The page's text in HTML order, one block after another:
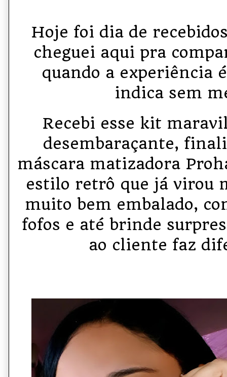
Hoje foi dia de
cheguei aqui pra
quando a experiência
indica sem
Recebi esse kit
desembaraçante,
máscara matizadora
estilo retrô que já virou
muito bem embalado,
fofos e até brinde
ao cliente faz